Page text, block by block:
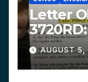
Letter
AUGUST 5,